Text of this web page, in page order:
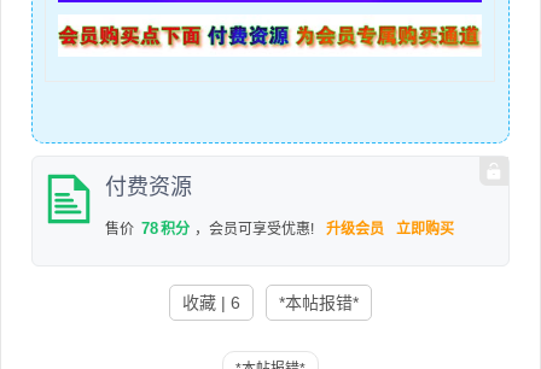
付费资源
售价 78积分 ，会员可享受优惠! 升级会员 立即购买
收藏 | 6 *本帖报错*